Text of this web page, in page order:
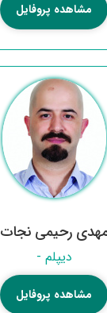
مشاهده پروفایل
رحیمی نجات
دیپلم -
مشاهده پروفایل